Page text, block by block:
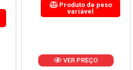
Produto de peso
variável
VER PREÇO